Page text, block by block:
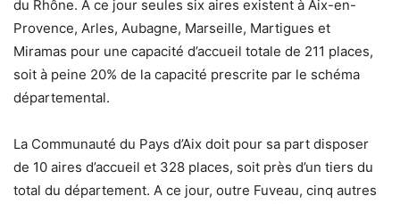
du Rhône. A ce jour seules six aires existent à Aix-en-
Provence, Arles, Aubagne, Marseille, Martigues et
Miramas pour une capacité d’accueil totale de 211 places,
soit à peine 20% de la capacité prescrite par le schéma
départemental.
La Communauté du Pays d’Aix doit pour sa part disposer
de 10 aires d’accueil et 328 places, soit près d’un tiers du
total du département. A ce jour, outre Fuveau, cinq autres